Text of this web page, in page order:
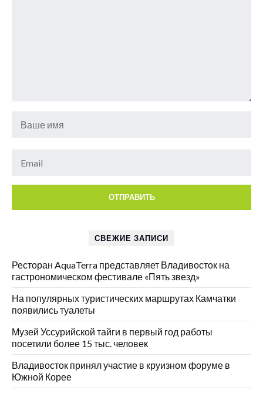
СВЕЖИЕ ЗАПИСИ
Ресторан AquaTerra представляет Владивосток на
гастрономическом фестивале «Пять звезд»
На популярных туристических маршрутах Камчатки
появились туалеты
Музей Уссурийской тайги в первый год работы
посетили более 15 тыс. человек
Владивосток принял участие в круизном форуме в
Южной Корее